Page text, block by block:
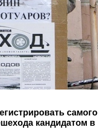
самого
кандидатом в